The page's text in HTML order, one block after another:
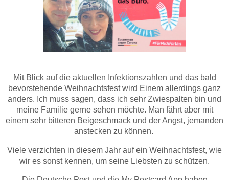
Mit Blick auf die aktuellen Infektionszahlen und das bald
bevorstehende Weihnachtsfest wird Einem allerdings ganz
anders. Ich muss sagen, dass ich sehr Zwiespalten bin und
meine Familie gerne sehen möchte. Man fährt aber mit
einem sehr bitteren Beigeschmack und der Angst, jemanden
anstecken zu können.
Viele verzichten in diesem Jahr auf ein Weihnachtsfest, wie
wir es sonst kennen, um seine Liebsten zu schützen.